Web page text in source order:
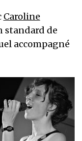
Caroline
standard de
accompagné